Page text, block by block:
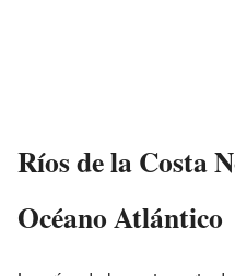
Ríos de la Costa
Océano Atlántico